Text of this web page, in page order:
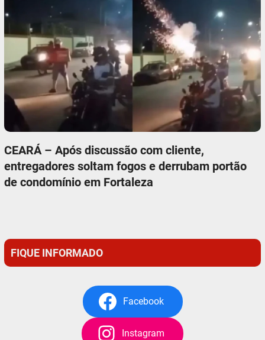
CEARÁ – Após discussão com cliente,
entregadores soltam fogos e derrubam portão
de condomínio em Fortaleza
FIQUE INFORMADO
Facebook
Instagram